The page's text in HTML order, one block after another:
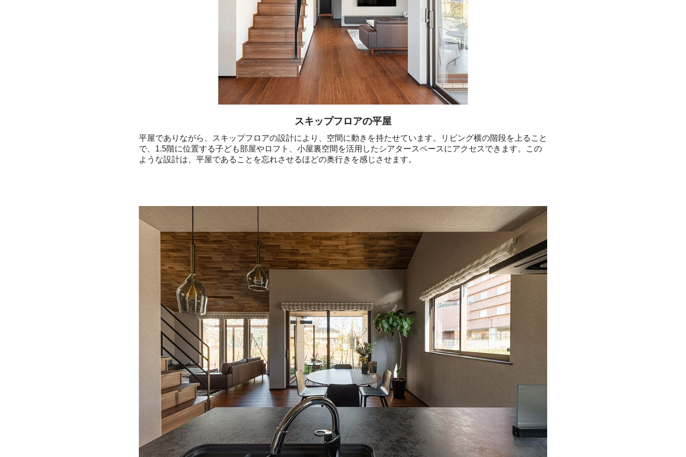
スキップフロアの平屋
平屋でありながら、スキップフロアの設計により、空間に動きを持たせています。リビング横の階段を上ること
で、1.5階に位置する子ども部屋やロフト、小屋裏空間を活用したシアタースペースにアクセスできます。この
ような設計は、平屋であることを忘れさせるほどの奥行きを感じさせます。